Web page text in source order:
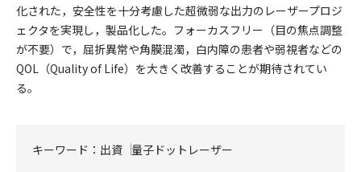
化された，安全性を十分考慮した超微弱な出力のレーザープロジ
ェクタを実現し，製品化した。フォーカスフリー（目の焦点調整
が不要）で，屈折異常や角膜混濁，白内障の患者や弱視者などの
QOL（Quality of Life）を大きく改善することが期待されてい
る。
キーワード： 出資 量子ドットレーザー